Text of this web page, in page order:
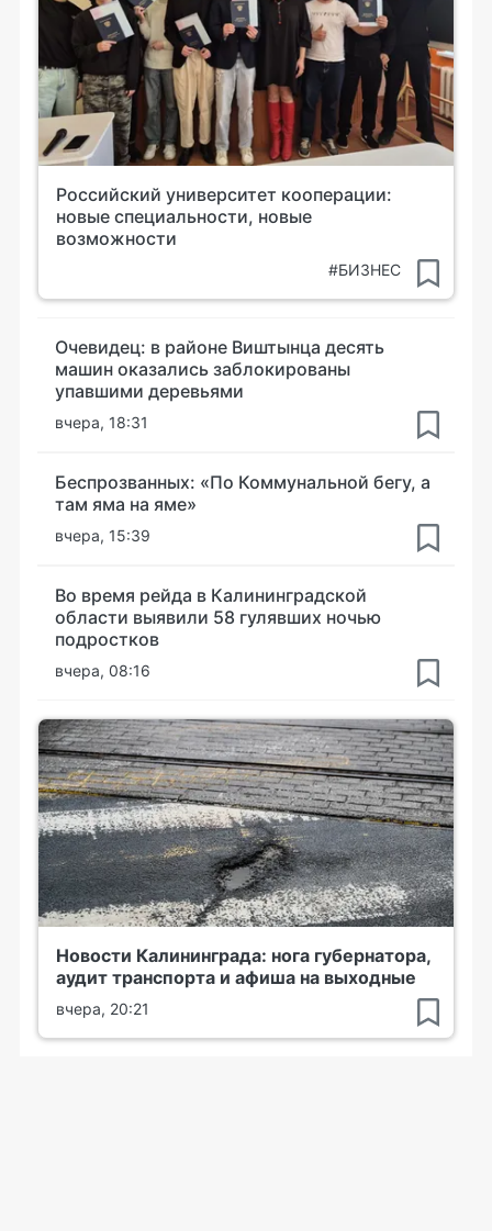
Российский университет кооперации:
новые специальности, новые
возможности
#БИЗНЕС
Очевидец: в районе Виштынца десять
машин оказались заблокированы
упавшими деревьями
вчера, 18:31
Беспрозванных: «По Коммунальной бегу, а
там яма на яме»
вчера, 15:39
Во время рейда в Калининградской
области выявили 58 гулявших ночью
подростков
вчера, 08:16
Новости Калининграда: нога губернатора,
аудит транспорта и афиша на выходные
вчера, 20:21